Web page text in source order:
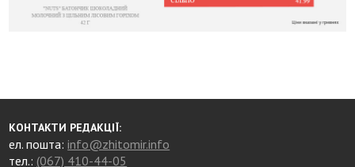
КОНТАКТИ РЕДАКЦІЇ:
ел. пошта:info@zhitomir.info
тел.: (067) 410-44-05